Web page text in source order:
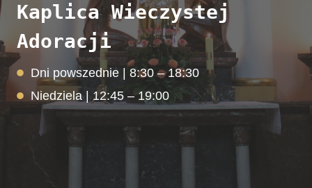
Kaplica Wieczystej
Adoracji
Dni powszednie | 8:30 – 18:30
Niedziela | 12:45 – 19:00